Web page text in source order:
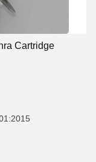
Cartridge